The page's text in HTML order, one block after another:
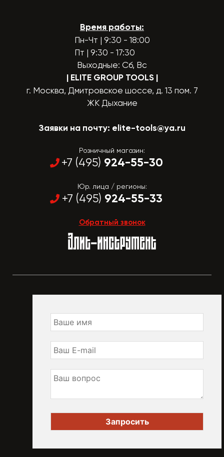
Время работы:
Пн-Чт | 9:30 - 18:00
Пт | 9:30 - 17:30
Выходные: Сб, Вс
| ELITE GROUP TOOLS |
г. Москва, Дмитровское шоссе, д. 13 пом. 7
ЖК Дыхание
Заявки на почту: elite-tools@ya.ru
Розничный магазин:
+7 (495) 924-55-30
Юр. лица / регионы:
+7 (495) 924-55-33
Обратный звонок